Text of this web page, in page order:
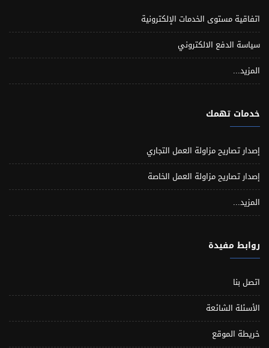
اتفاقية مستوى الخدمات الإلكترونية
سياسة الدفع الالكتروني
المزيد...
خدمات تهمك
إصدار تصاريح مزاولة العمل التجاري
إصدار تصاريح مزاولة العمل الخاصة
المزيد...
روابط مفيدة
اتصل بنا
الأسئلة الشائعة
خريطة الموقع